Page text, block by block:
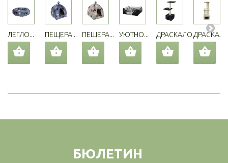
ЛЕГЛО... ПЕЩЕРА... ПЕЩЕРА... УЮТНО... ДРАСКАЛО...
БЮЛЕТИН